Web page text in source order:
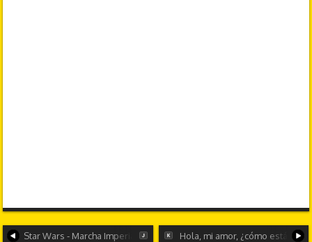
Star Wars - Marcha Imperial - 8-bits Hola, mi amor, ¿cómo estás?